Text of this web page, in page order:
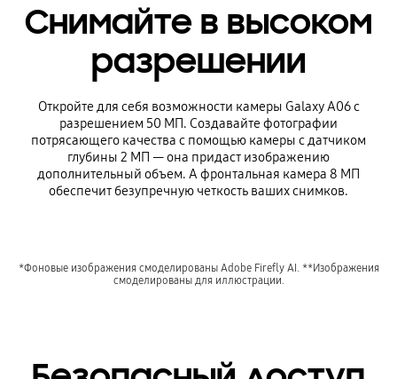
Снимайте в высоком
разрешении
Откройте для себя возможности камеры Galaxy A06 с
разрешением 50 МП. Создавайте фотографии
потрясающего качества с помощью камеры с датчиком
глубины 2 МП — она придаст изображению
дополнительный объем. А фронтальная камера 8 МП
обеспечит безупречную четкость ваших снимков.
*Фоновые изображения смоделированы Adobe Firefly AI. **Изображения
смоделированы для иллюстрации.